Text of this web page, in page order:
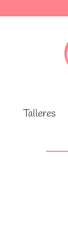
Talleres
Talleres